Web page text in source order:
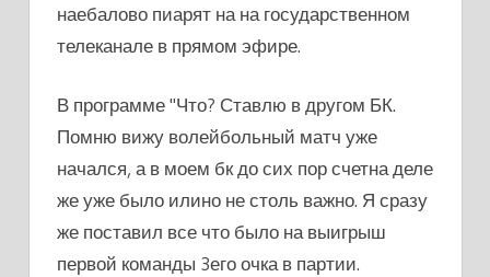
наебалово пиарят на на государственном
телеканале в прямом эфире.
В программе "Что? Ставлю в другом БК.
Помню вижу волейбольный матч уже
начался, а в моем бк до сих пор счетна деле
же уже было илино не столь важно. Я сразу
же поставил все что было на выигрыш
первой команды 3его очка в партии.